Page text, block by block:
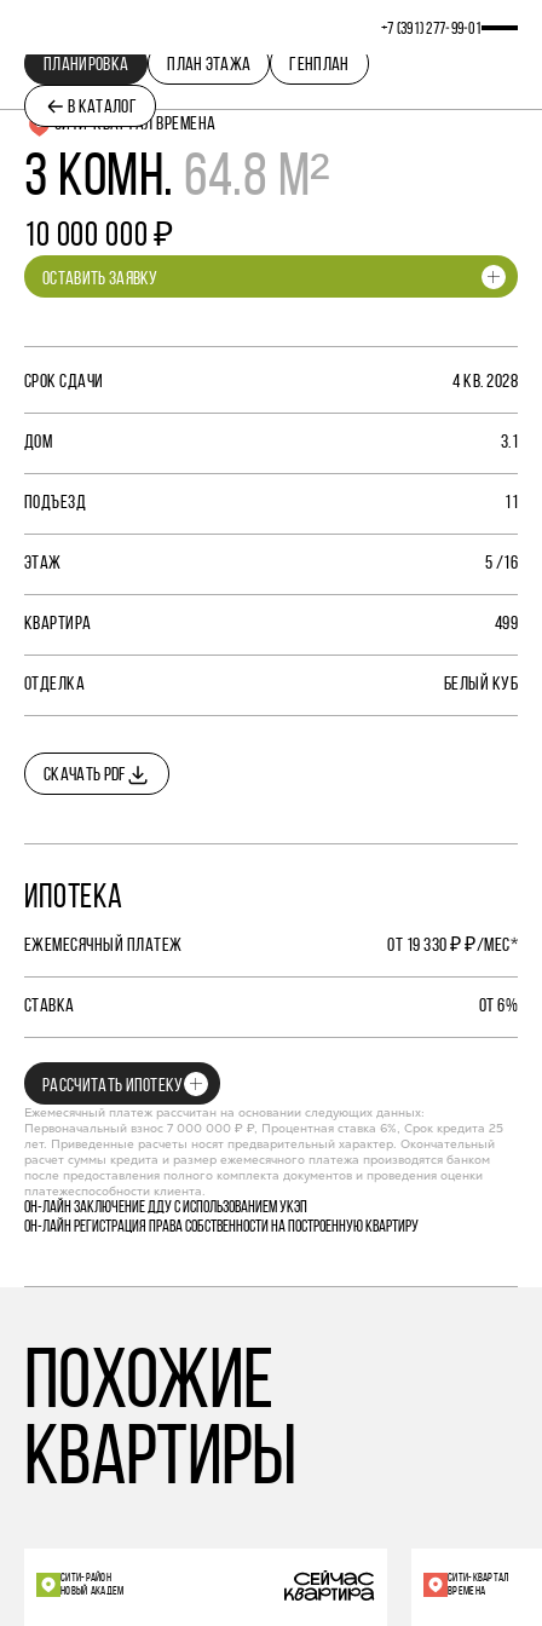
+7 (391) 277‒99‒01
В КАТАЛОГ
ПЛАНИРОВКА ПЛАН ЭТАЖА ГЕНПЛАН
СИТИ-КВАРТАЛ ВРЕМЕНА
3 КОМН. 64.8 М²
10 000 000 ₽
ОСТАВИТЬ ЗАЯВКУ
СРОК СДАЧИ 4 КВ. 2028
ДОМ 3.1
ПОДЪЕЗД 11
ЭТАЖ 5 /16
КВАРТИРА 499
ОТДЕЛКА БЕЛЫЙ КУБ
СКАЧАТЬ PDF
ИПОТЕКА
ЕЖЕМЕСЯЧНЫЙ ПЛАТЕЖ ОТ 19 330 ₽ ₽/МЕС*
СТАВКА ОТ 6%
РАССЧИТАТЬ ИПОТЕКУ
Ежемесячный платеж рассчитан на основании следующих данных:
Первоначальный взнос 7 000 000 ₽ ₽, Процентная ставка 6%, Срок кредита 25
лет. Приведенные расчеты носят предварительный характер. Окончательный
расчет суммы кредита и размер ежемесячного платежа производятся банком
после предоставления полного комплекта документов и проведения оценки
платежеспособности клиента.
Он-лайн заключение ДДУ с использованием УКЭП
Он-лайн регистрация права собственности на построенную квартиру
похожие
квартиры
СИТИ-РАЙОН
НОВЫЙ АКАДЕМ
СИТИ-КВАРТАЛ
ВРЕМЕНА